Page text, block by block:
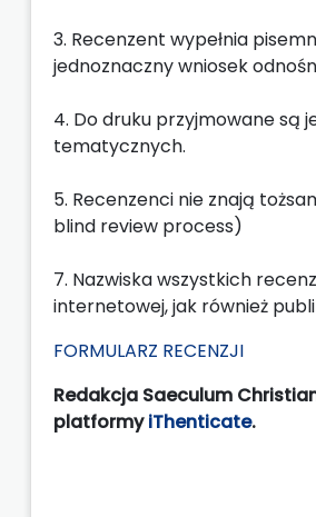
3. Recenzent wypełnia
jednoznaczny wniosek
4. Do druku przyjmowane są
tematycznych.
5. Recenzenci nie znają
blind review process)
7. Nazwiska wszystkich
internetowej, jak również
FORMULARZ RECENZJI
Redakcja Saeculum
platformyiThenticate.